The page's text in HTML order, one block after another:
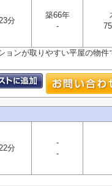
分
築66年
-
ョンが取りやすい平屋の物件
分
-
-